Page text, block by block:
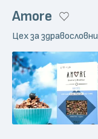
Amore
Цех за